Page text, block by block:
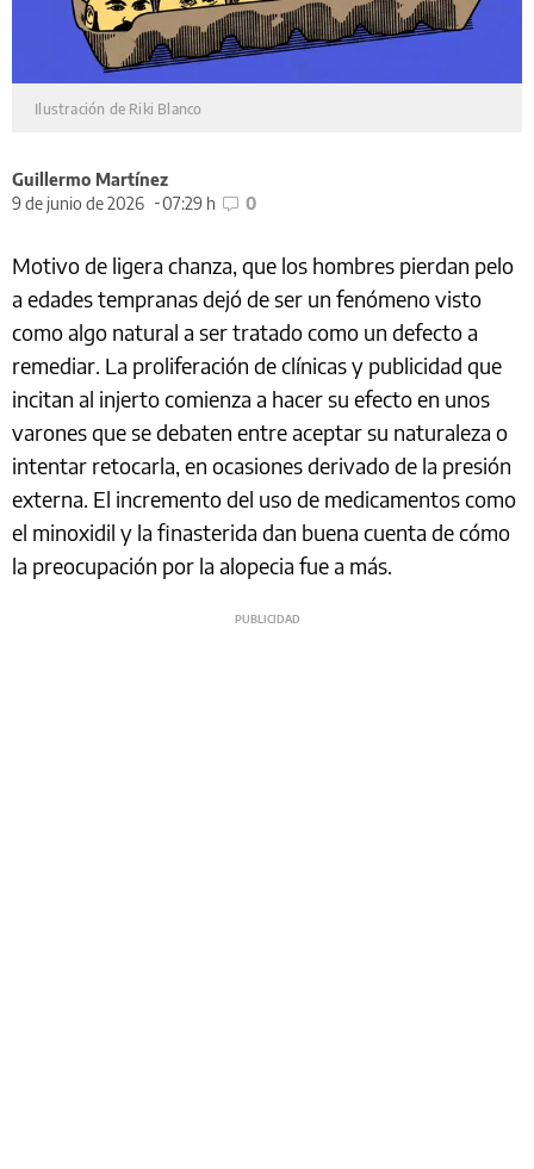
Ilustración de Riki Blanco
Guillermo Martínez
9 de junio de 2026
07:29 h 0
Motivo de ligera chanza, que los hombres pierdan pelo
a edades tempranas dejó de ser un fenómeno visto
como algo natural a ser tratado como un defecto a
remediar. La proliferación de clínicas y publicidad que
incitan al injerto comienza a hacer su efecto en unos
varones que se debaten entre aceptar su naturaleza o
intentar retocarla, en ocasiones derivado de la presión
externa. El incremento del uso de medicamentos como
el minoxidil y la finasterida dan buena cuenta de cómo
la preocupación por la alopecia fue a más.